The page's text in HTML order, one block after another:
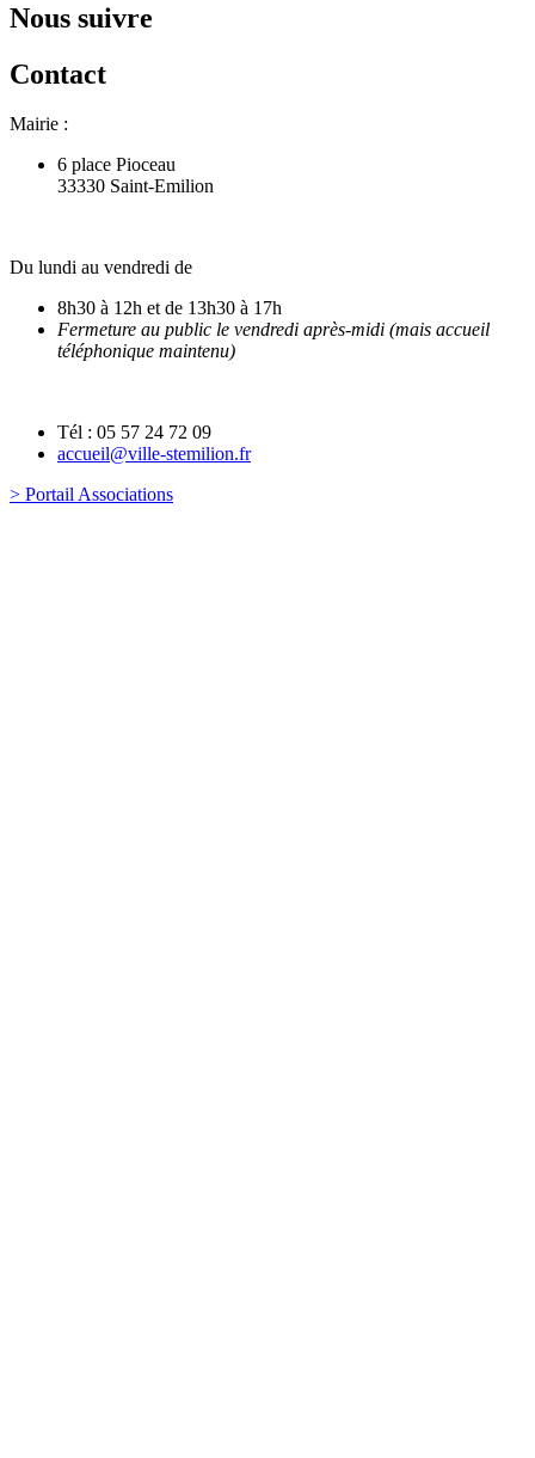
Nous suivre
Contact
Mairie :
6 place Pioceau
33330 Saint-Emilion
Du lundi au vendredi de
8h30 à 12h et de 13h30 à 17h
Fermeture au public le vendredi après-midi (mais accueil
téléphonique maintenu)
Tél : 05 57 24 72 09
accueil@ville-stemilion.fr
> Portail Associations